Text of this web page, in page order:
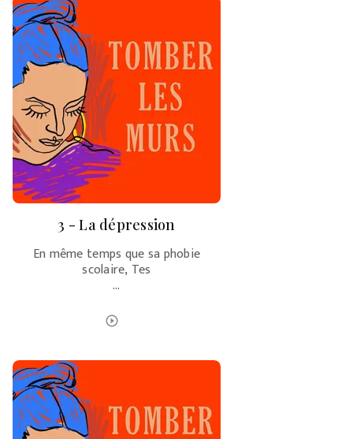
3 - La dépression
En même temps que sa phobie
scolaire, Tes
…
play_circle_outline